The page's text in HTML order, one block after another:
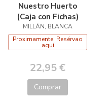
Nuestro Huerto
(Caja con Fichas)
MILLÁN, BLANCA
Proximamente. Resérvao
aquí
22,95 €
Comprar